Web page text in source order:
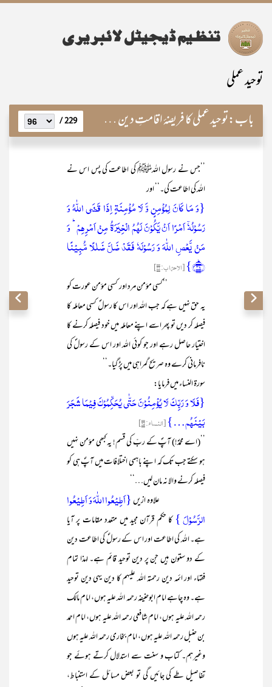
توحید عملی
باب:توحید عملی کا فریضۂ اقامتِ دین سے ربط و تعلّق 229 /
’’جس نے رسول اللہﷺ کی اطاعت کی پس اس نے
اللہ کی اطاعت کی۔‘‘ اور
{وَ مَا کَانَ لِمُؤۡمِنٍ وَّ لَا مُؤۡمِنَۃٍ اِذَا قَضَی اللّٰہُ وَ
رَسُوۡلُہٗۤ اَمۡرًا اَنۡ یَّکُوۡنَ لَہُمُ الۡخِیَرَۃُ مِنۡ اَمۡرِہِمۡ ؕ وَ
مَنۡ یَّعۡصِ اللّٰہَ وَ رَسُوۡلَہٗ فَقَدۡ ضَلَّ ضَلٰلًا مُّبِیۡنًا
﴿ؕ۳۶﴾}
[الاحزاب: ۳۶]
’’کسی مؤمن مرد اور کسی مؤمن عورت کو
یہ حق نہیں ہے کہ جب اللہ اور اس کا رسولؐ کسی معاملہ کا
فیصلہ کر دیں تو پھر اسے اپنے معاملہ میں خود فیصلہ کرنے کا
اختیار حاصل رہے اور جو کوئی اللہ اور اس کے رسولؐ کی
نافرمانی کرے وہ صریح گمراہی میں پڑ گیا۔‘‘
سورۃ النساء میں فرمایا:
{فَلَا وَ رَبِّکَ لَا یُؤۡمِنُوۡنَ حَتّٰی یُحَکِّمُوۡکَ فِیۡمَا شَجَرَ
بَیۡنَہُم…}[النساء: ۶۵]
’’(اے محمدؐ!) آپؐ کے ربّ کی قسم! یہ کبھی مؤمن نہیں
ہو سکتے جب تک کہ اپنے باہمی اختلافات میں آپؐ ہی کو
فیصلہ کرنے والا نہ مان لیں…‘‘
علاوہ ازیں{اَطِیۡعُوا اللّٰہَ وَ اَطِیۡعُوا
الرَّسُوۡلَ }کا حکم قرآن مجید میں متعدد مقامات پر آیا
ہے۔ اللہ کی اطاعت اور اس کے رسولؐ کی اطاعت دین
کے دو ستون ہیں جن پر دین توحید قائم ہے۔ لہذا تمام
فقہاء اور ائمہ دین رحمتہ اللہ علیہم کا دین یہی دین توحید
ہے۔ وہ چاہے امام ابوحنیفہ رحمہ اللہ علیہ ہوں، امام مالک
رحمہ اللہ علیہ ہوں، امام شافعی رحمہ اللہ علیہ ہوں، امام احمد
بن حنبل رحمہ اللہ علیہ ہوں، امام بخاری رحمہ اللہ علیہ ہوں
وغیرہم۔ کتاب و سنت سے استدلال کرتے ہوئے جو
تفاصیل طے کی جائیں گی تو بعض مسائل کے استنباط،